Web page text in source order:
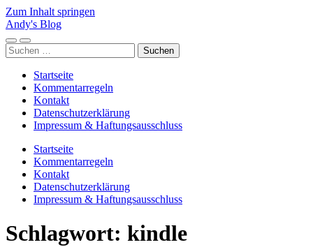
Zum Inhalt springen
Andy's Blog
Mobile-
Menü
Suchfeld
ein-/ausblenden
Suchen
nach:
Startseite
Kommentarregeln
Kontakt
Datenschutzerklärung
Impressum & Haftungsausschluss
Startseite
Kommentarregeln
Kontakt
Datenschutzerklärung
Impressum & Haftungsausschluss
Schlagwort: kindle